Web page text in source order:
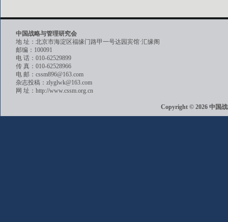
中国战略与管理研究会
地 址：北京市海淀区福缘门路甲一号达园宾馆·汇缘阁
邮编：100091
电 话：010-62529899
传 真：010-62528966
电 邮：cssm896@163.com
杂志投稿：zlyglwk@163.com
网 址：http://www.cssm.org.cn
Copyright © 2026 中国